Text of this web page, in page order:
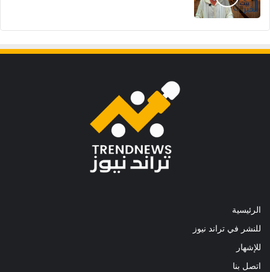
الرئيسية
للنشر في تراند نيوز
للإشهار
اتصل بنا